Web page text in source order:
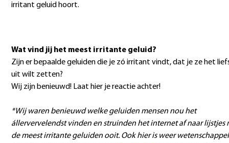
irritant geluid hoort.
Wat vind jij het meest irritante geluid?
Zijn er bepaalde geluiden die je zó irritant vindt, dat je ze het
uit wilt zetten?
Wij zijn benieuwd! Laat hier je reactie achter!
*Wij waren benieuwd welke geluiden mensen nou het
állervervelendst vinden en struinden het internet af naar lijstjes
de meest irritante geluiden ooit. Ook hier is weer